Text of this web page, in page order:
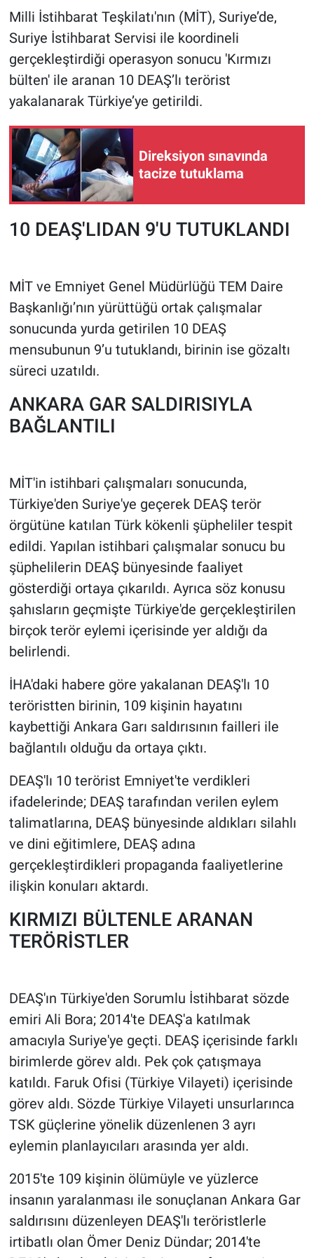
Milli İstihbarat Teşkilatı'nın (MİT), Suriye’de,
Suriye İstihbarat Servisi ile koordineli
gerçekleştirdiği operasyon sonucu 'Kırmızı
bülten' ile aranan 10 DEAŞ’lı terörist
yakalanarak Türkiye’ye getirildi.
Direksiyon sınavında
tacize tutuklama
10 DEAŞ'LIDAN 9'U TUTUKLANDI
MİT ve Emniyet Genel Müdürlüğü TEM Daire
Başkanlığı’nın yürüttüğü ortak çalışmalar
sonucunda yurda getirilen 10 DEAŞ
mensubunun 9’u tutuklandı, birinin ise gözaltı
süreci uzatıldı.
ANKARA GAR SALDIRISIYLA
BAĞLANTILI
MİT'in istihbari çalışmaları sonucunda,
Türkiye'den Suriye'ye geçerek DEAŞ terör
örgütüne katılan Türk kökenli şüpheliler tespit
edildi. Yapılan istihbari çalışmalar sonucu bu
şüphelilerin DEAŞ bünyesinde faaliyet
gösterdiği ortaya çıkarıldı. Ayrıca söz konusu
şahısların geçmişte Türkiye'de gerçekleştirilen
birçok terör eylemi içerisinde yer aldığı da
belirlendi.
İHA'daki habere göre yakalanan DEAŞ'lı 10
teröristten birinin, 109 kişinin hayatını
kaybettiği Ankara Garı saldırısının failleri ile
bağlantılı olduğu da ortaya çıktı.
DEAŞ'lı 10 terörist Emniyet'te verdikleri
ifadelerinde; DEAŞ tarafından verilen eylem
talimatlarına, DEAŞ bünyesinde aldıkları silahlı
ve dini eğitimlere, DEAŞ adına
gerçekleştirdikleri propaganda faaliyetlerine
ilişkin konuları aktardı.
KIRMIZI BÜLTENLE ARANAN
TERÖRİSTLER
DEAŞ'ın Türkiye'den Sorumlu İstihbarat sözde
emiri Ali Bora; 2014'te DEAŞ'a katılmak
amacıyla Suriye'ye geçti. DEAŞ içerisinde farklı
birimlerde görev aldı. Pek çok çatışmaya
katıldı. Faruk Ofisi (Türkiye Vilayeti) içerisinde
görev aldı. Sözde Türkiye Vilayeti unsurlarınca
TSK güçlerine yönelik düzenlenen 3 ayrı
eylemin planlayıcıları arasında yer aldı.
2015'te 109 kişinin ölümüyle ve yüzlerce
insanın yaralanması ile sonuçlanan Ankara Gar
saldırısını düzenleyen DEAŞ'lı teröristlerle
irtibatlı olan Ömer Deniz Dündar; 2014'te
Gündem Özel
Günün görüntüsü
Haber
İlan
Kimdir
Ne demişti
Nedir
Popüler
Sağlık
Teknoloji
Türkiye'nin Geleceği
Türkiye'nin Gündemi
Yerel Gündem
Yerel Yaşam
Canlı Yayın